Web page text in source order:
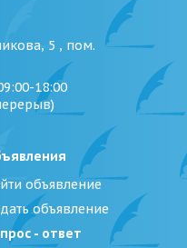
5 , пом.
18:00
объявление
объявление
- ответ